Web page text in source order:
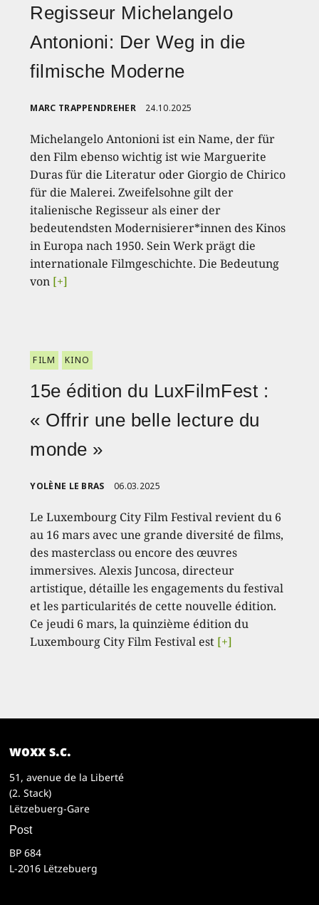
Regisseur Michelangelo
Antonioni: Der Weg in die
filmische Moderne
MARC TRAPPENDREHER 24.10.2025
Michelangelo Antonioni ist ein Name, der für
den Film ebenso wichtig ist wie Marguerite
Duras für die Literatur oder Giorgio de Chirico
für die Malerei. Zweifelsohne gilt der
italienische Regisseur als einer der
bedeutendsten Modernisierer*innen des Kinos
in Europa nach 1950. Sein Werk prägt die
internationale Filmgeschichte. Die Bedeutung
von [+]
FILM KINO
15e édition du LuxFilmFest :
« Offrir une belle lecture du
monde »
YOLÈNE LE BRAS 06.03.2025
Le Luxembourg City Film Festival revient du 6
au 16 mars avec une grande diversité de films,
des masterclass ou encore des œuvres
immersives. Alexis Juncosa, directeur
artistique, détaille les engagements du festival
et les particularités de cette nouvelle édition.
Ce jeudi 6 mars, la quinzième édition du
Luxembourg City Film Festival est [+]
woxx s.c.
51, avenue de la Liberté
(2. Stack)
Lëtzebuerg-Gare
Post
BP 684
L-2016 Lëtzebuerg